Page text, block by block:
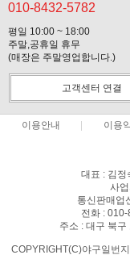
010-8432-5782
평일 10:00 ~ 18:00
주말,공휴일 휴무
(매장은 주말영업합니다.)
고객센터 연결
이용안내 이용
대표 : 김정
사
통신판매업
전화 :
주소 : 대구 북
COPYRIGHT(C)야구일번